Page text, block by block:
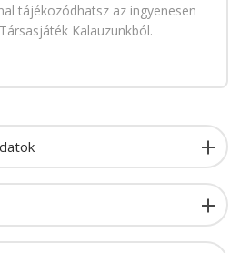
tájékozódhatsz az ingyenesen
Kalauzunkból.